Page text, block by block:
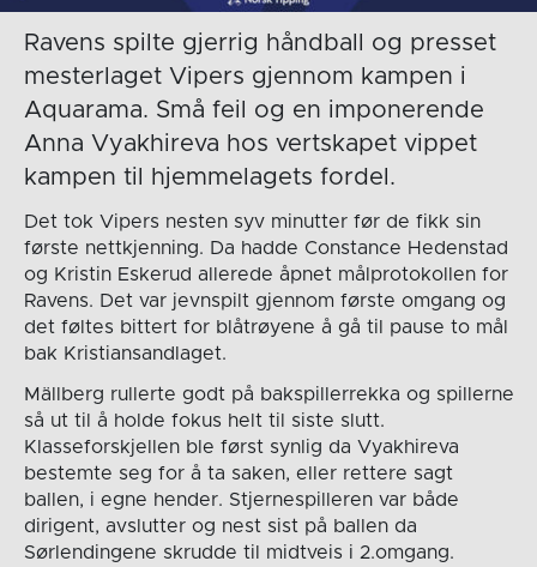
Ravens spilte gjerrig håndball og presset
mesterlaget Vipers gjennom kampen i
Aquarama. Små feil og en imponerende
Anna Vyakhireva hos vertskapet vippet
kampen til hjemmelagets fordel.
Det tok Vipers nesten syv minutter før de fikk sin
første nettkjenning. Da hadde Constance Hedenstad
og Kristin Eskerud allerede åpnet målprotokollen for
Ravens. Det var jevnspilt gjennom første omgang og
det føltes bittert for blåtrøyene å gå til pause to mål
bak Kristiansandlaget.
Mällberg rullerte godt på bakspillerrekka og spillerne
så ut til å holde fokus helt til siste slutt.
Klasseforskjellen ble først synlig da Vyakhireva
bestemte seg for å ta saken, eller rettere sagt
ballen, i egne hender. Stjernespilleren var både
dirigent, avslutter og nest sist på ballen da
Sørlendingene skrudde til midtveis i 2.omgang.